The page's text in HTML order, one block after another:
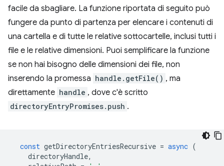
facile da sbagliare. La funzione riportata di seguito può
fungere da punto di partenza per elencare i contenuti di
una cartella e di tutte le relative sottocartelle, inclusi tutti i
file e le relative dimensioni. Puoi semplificare la funzione
se non hai bisogno delle dimensioni dei file, non
inserendo la promessa handle.getFile() , ma
direttamente handle , dove c'è scritto
directoryEntryPromises.push .
const getDirectoryEntriesRecursive = async (
directoryHandle,